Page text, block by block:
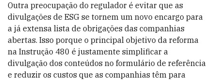
Outra preocupação do regulador é evitar que as
divulgações de ESG se tornem um novo encargo para
a já extensa lista de obrigações das companhias
abertas. Isso porque o principal objetivo da reforma
na Instrução 480 é justamente simplificar a
divulgação dos conteúdos no formulário de referência
e reduzir os custos que as companhias têm para